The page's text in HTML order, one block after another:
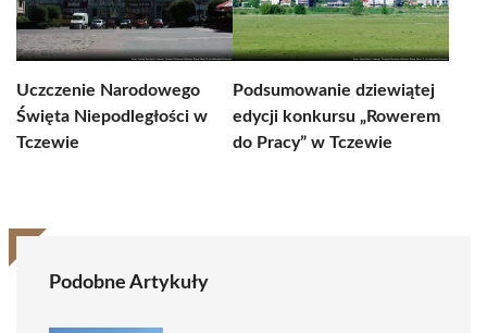
Uczczenie Narodowego
Święta Niepodległości w
Tczewie
Podsumowanie dziewiątej
edycji konkursu „Rowerem
do Pracy” w Tczewie
Podobne Artykuły